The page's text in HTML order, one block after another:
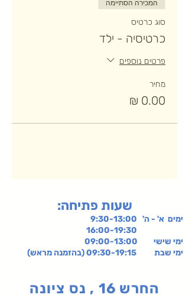
המכירה הסתיימה
סוג כרטיס
כרטיסיה - ילד
פרטים נוספים
מחיר
:שעות פתיחה
ימים א' - ה' 9:30-13:00
ימי שישי 09:00-13:00
ימי שבת 09:30-19:15 (בהזמנה מראש)
החרש 16 , נס ציונה